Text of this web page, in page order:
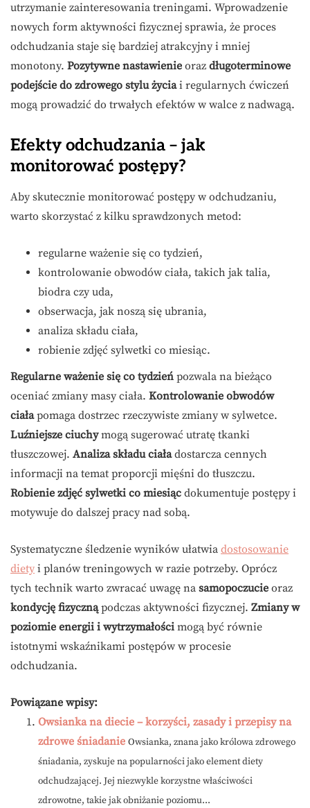
utrzymanie zainteresowania treningami. Wprowadzenie
nowych form aktywności fizycznej sprawia, że proces
odchudzania staje się bardziej atrakcyjny i mniej
monotony. Pozytywne nastawienie oraz długoterminowe
podejście do zdrowego stylu życiai regularnych ćwiczeń
mogą prowadzić do trwałych efektów w walce z nadwagą.
Efekty odchudzania – jak
monitorować postępy?
Aby skutecznie monitorować postępy w odchudzaniu,
warto skorzystać z kilku sprawdzonych metod:
regularne ważenie się co tydzień,
kontrolowanie obwodów ciała, takich jak talia,
biodra czy uda,
obserwacja, jak noszą się ubrania,
analiza składu ciała,
robienie zdjęć sylwetki co miesiąc.
Regularne ważenie się co tydzień pozwala na bieżąco
oceniać zmiany masy ciała. Kontrolowanie obwodów
ciałapomaga dostrzec rzeczywiste zmiany w sylwetce.
Luźniejsze ciuchymogą sugerować utratę tkanki
tłuszczowej. Analiza składu ciaładostarcza cennych
informacji na temat proporcji mięśni do tłuszczu.
Robienie zdjęć sylwetki co miesiąc dokumentuje postępy i
motywuje do dalszej pracy nad sobą.
Systematyczne śledzenie wyników ułatwia dostosowanie
diety i planów treningowych w razie potrzeby. Oprócz
tych technik warto zwracać uwagę na samopoczucie oraz
kondycję fizycznąpodczas aktywności fizycznej. Zmiany w
poziomie energii i wytrzymałości mogą być równie
istotnymi wskaźnikami postępów w procesie
odchudzania.
Powiązane wpisy:
Owsianka na diecie – korzyści, zasady i przepisy na
zdrowe śniadanie Owsianka, znana jako królowa zdrowego
śniadania, zyskuje na popularności jako element diety
odchudzającej. Jej niezwykle korzystne właściwości
zdrowotne, takie jak obniżanie poziomu...